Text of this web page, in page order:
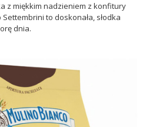
z miękkim nadzieniem z konfitury
to doskonała, słodka
dnia.